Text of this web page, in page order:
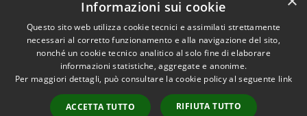
Accessibilità
Copyright © 2026 • Comune di
Marnate • Powered by
Municipium•
Accesso
Informazioni sui cookie
Questo sito web utilizza cookie tecnici e assimilati strettamente
necessari al corretto funzionamento e alla navigazione del sito,
nonché un cookie tecnico analitico al solo fine di elaborare
informazioni statistiche, aggregate e anonime.
Per maggiori dettagli, può consultare la cookie policy al seguente link
ACCETTA TUTTO RIFIUTA TUTTO